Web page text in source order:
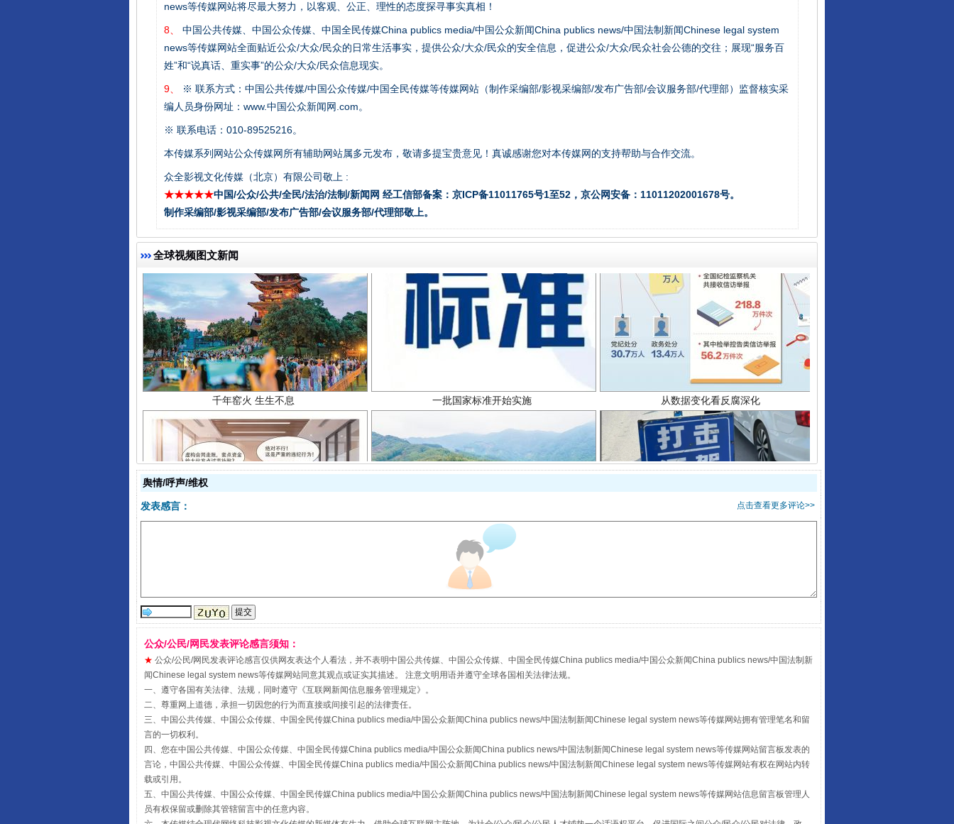
news等传媒网站将尽最大努力，以客观、公正、理性的态度探寻事实真相！
8、
中国公共传媒、中国公众传媒、中国全民传媒China publics media/中国公众新闻China publics news/中国法制新闻Chinese legal system
news等传媒网站全面贴近公众/大众/民众的日常生活事实，提供公众/大众/民众的安全信息，促进公众/大众/民众社会公德的交往；展现“服务百
姓”和“说真话、重实事”的公众/大众/民众信息现实。
9、
※ 联系方式：中国公共传媒/中国公众传媒/中国全民传媒等传媒网站（制作采编部/影视采编部/发布广告部/会议服务部/代理部）监督核实采
编人员身份网址：www.中国公众新闻网.com。
※ 联系电话：010-89525216。
本传媒系列网站公众传媒网所有辅助网站属多元发布，敬请多提宝贵意见！真诚感谢您对本传媒网的支持帮助与合作交流。
众全影视文化传媒（北京）有限公司敬上 :
★★★★★中国/公众/公共/全民/法治/法制/新闻网 经工信部备案：京ICP备11011765号1至52，京公网安备：11011202001678号。
制作采编部/影视采编部/发布广告部/会议服务部/代理部敬上。
全球视频图文新闻
东山县通报“牛蛙产品抗生素超标问题”
千年窑火 生生不息 一批国家标准开始实施 从数据变化看反腐深化
酒驾未被当场查获能处罚吗
受贿1.44亿！段成刚被判无期 从幼儿园到大学，有这些资助
舆情/呼声/维权
点击查看更多评论>>
发表感言：
公众/公民/网民发表评论感言须知：
★ 公众/公民/网民发表评论感言仅供网友表达个人看法，并不表明中国公共传媒、中国公众传媒、中国全民传媒China publics media/中国公众新闻China publics news/中国法制新
闻Chinese legal system news等传媒网站同意其观点或证实其描述。 注意文明用语并遵守全球各国相关法律法规。
一、遵守各国有关法律、法规，同时遵守《互联网新闻信息服务管理规定》。
二、尊重网上道德，承担一切因您的行为而直接或间接引起的法律责任。
三、中国公共传媒、中国公众传媒、中国全民传媒China publics media/中国公众新闻China publics news/中国法制新闻Chinese legal system news等传媒网站拥有管理笔名和留
言的一切权利。
四、您在中国公共传媒、中国公众传媒、中国全民传媒China publics media/中国公众新闻China publics news/中国法制新闻Chinese legal system news等传媒网站留言板发表的
言论，中国公共传媒、中国公众传媒、中国全民传媒China publics media/中国公众新闻China publics news/中国法制新闻Chinese legal system news等传媒网站有权在网站内转
载或引用。
五、中国公共传媒、中国公众传媒、中国全民传媒China publics media/中国公众新闻China publics news/中国法制新闻Chinese legal system news等传媒网站信息留言板管理人
员有权保留或删除其管辖留言中的任意内容。